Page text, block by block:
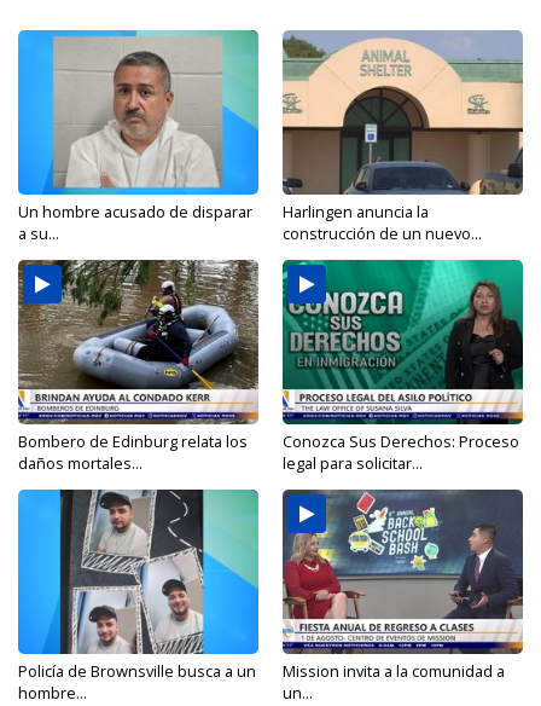
Un hombre acusado de disparar
a su...
Harlingen anuncia la
construcción de un nuevo...
Bombero de Edinburg relata los
daños mortales...
Conozca Sus Derechos: Proceso
legal para solicitar...
Policía de Brownsville busca a un
hombre...
Mission invita a la comunidad a
un...